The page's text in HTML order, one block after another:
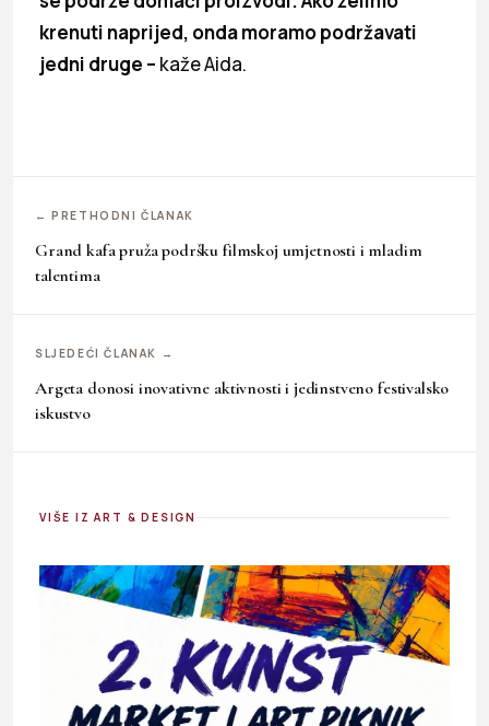
krenuti naprijed, onda moramo podržavati
jedni druge – kaže Aida.
← PRETHODNI ČLANAK
Grand kafa pruža podršku filmskoj umjetnosti i mladim
talentima
SLJEDEĆI ČLANAK →
Argeta donosi inovativne aktivnosti i jedinstveno festivalsko
iskustvo
VIŠE IZ ART & DESIGN